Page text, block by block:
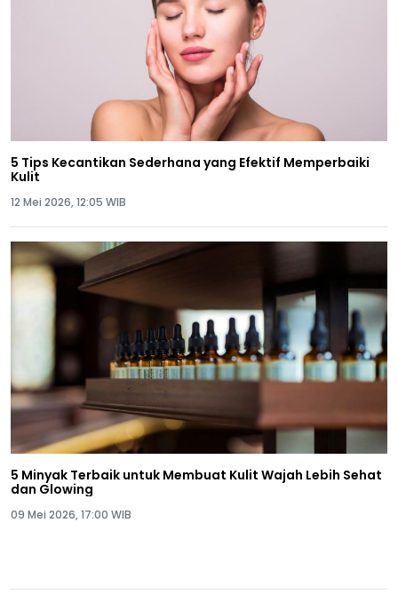
5 Tips Kecantikan Sederhana yang Efektif Memperbaiki
Kulit
12 Mei 2026, 12:05 WIB
5 Minyak Terbaik untuk Membuat Kulit Wajah Lebih Sehat
dan Glowing
09 Mei 2026, 17:00 WIB